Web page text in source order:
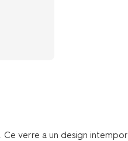
verre a un design